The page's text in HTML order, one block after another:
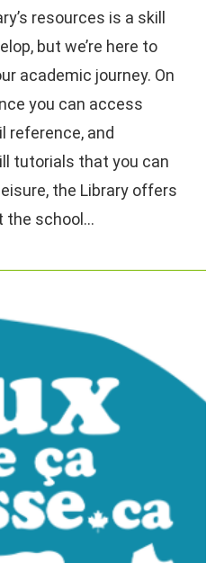
resources is a skill
but we’re here to
academic journey. On
you can access
reference, and
tutorials that you can
the Library offers
the school…